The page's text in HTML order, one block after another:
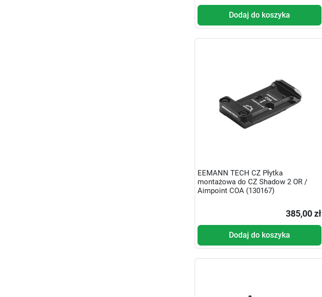
Dodaj do koszyka
EEMANN TECH CZ Płytka
montażowa do CZ Shadow 2 OR /
Aimpoint COA (130167)
385,00 zł
Dodaj do koszyka